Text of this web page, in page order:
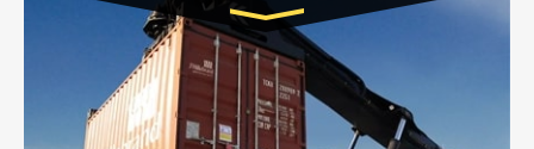
Транспорт:
Еврофура Тент от 5 до 10 тонн
грузоподъемность
от 10 000 руб. Возможен догруз